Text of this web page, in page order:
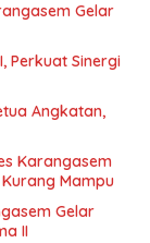
Gelar
Perkuat Sinergi
Angkatan,
Karangasem
Mampu
Gelar
II